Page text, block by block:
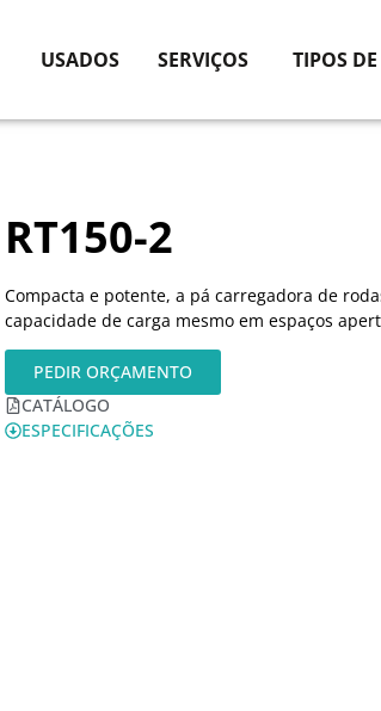
USADOS SERVIÇOS TIPOS
RT150-2
Compacta e potente, a pá carregadora de
capacidade de carga mesmo em espaços
PEDIR ORÇAMENTO
CATÁLOGO
ESPECIFICAÇÕES